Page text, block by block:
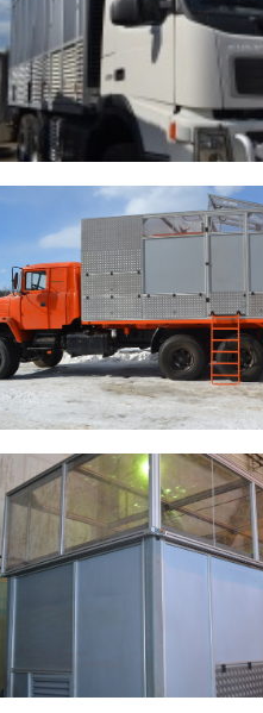
Метрический крепеж
Конструкции из профиля
Услуги дополнительной
обработки профиля